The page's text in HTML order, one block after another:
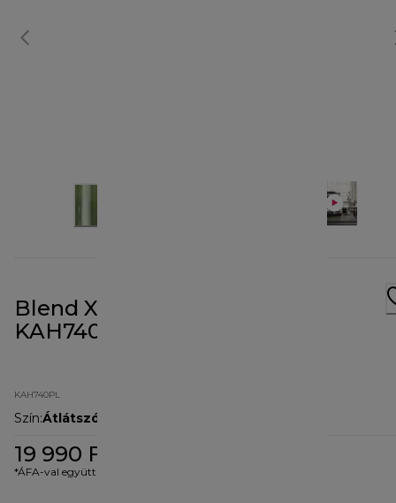
Blend Xtract Sport tartozék
KAH740PL
KAH740PL
Szín:Átlátszó
19 990 Ft
*ÁFA-val együtt